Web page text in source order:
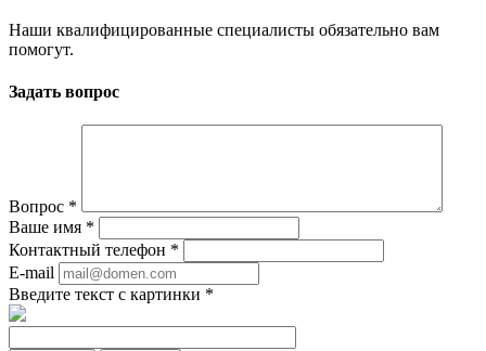
Наши квалифицированные специалисты обязательно вам
помогут.
Задать вопрос
Вопрос *
Ваше имя *
Контактный телефон *
E-mail
Введите текст с картинки *